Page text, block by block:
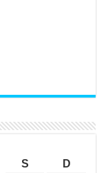
S
D